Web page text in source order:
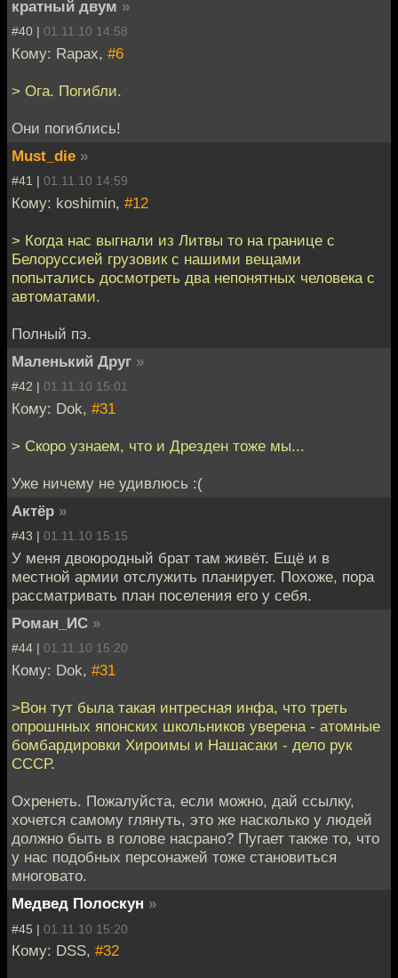
кратный двум »
#40 | 01.11.10 14:58
Кому: Rapax, #6
> Ога. Погибли.
Они погиблись!
Must_die »
#41 | 01.11.10 14:59
Кому: koshimin, #12
> Когда нас выгнали из Литвы то на границе с
Белоруссией грузовик с нашими вещами
попытались досмотреть два непонятных человека с
автоматами.
Полный пэ.
Маленький Друг »
#42 | 01.11.10 15:01
Кому: Dok, #31
> Скоро узнаем, что и Дрезден тоже мы...
Уже ничему не удивлюсь :(
Актёр »
#43 | 01.11.10 15:15
У меня двоюродный брат там живёт. Ещё и в
местной армии отслужить планирует. Похоже, пора
рассматривать план поселения его у себя.
Роман_ИС »
#44 | 01.11.10 15:20
Кому: Dok, #31
>Вон тут была такая интресная инфа, что треть
опрошнных японских школьников уверена - атомные
бомбардировки Хироимы и Нашасаки - дело рук
СССР.
Охренеть. Пожалуйста, если можно, дай ссылку,
хочется самому глянуть, это же насколько у людей
должно быть в голове насрано? Пугает также то, что
у нас подобных персонажей тоже становиться
многовато.
Медвед Полоскун »
#45 | 01.11.10 15:20
Кому: DSS, #32